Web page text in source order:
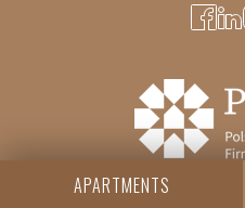
APARTMENTS